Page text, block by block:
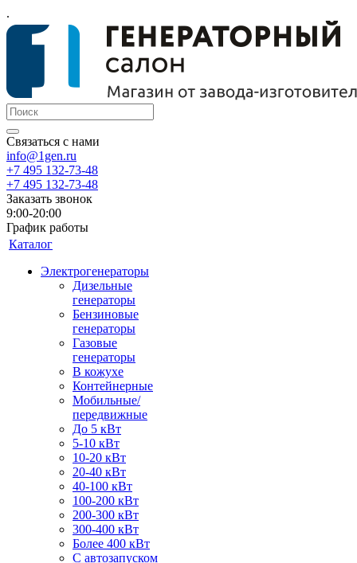
.
Связаться с нами
info@1gen.ru
+7 495 132-73-48
+7 495 132-73-48
Заказать звонок
9:00-20:00
График работы
Каталог
Электрогенераторы
Дизельные
генераторы
Бензиновые
генераторы
Газовые
генераторы
В кожухе
Контейнерные
Мобильные/
передвижные
До 5 кВт
5-10 кВт
10-20 кВт
20-40 кВт
40-100 кВт
100-200 кВт
200-300 кВт
300-400 кВт
Более 400 кВт
С автозапуском